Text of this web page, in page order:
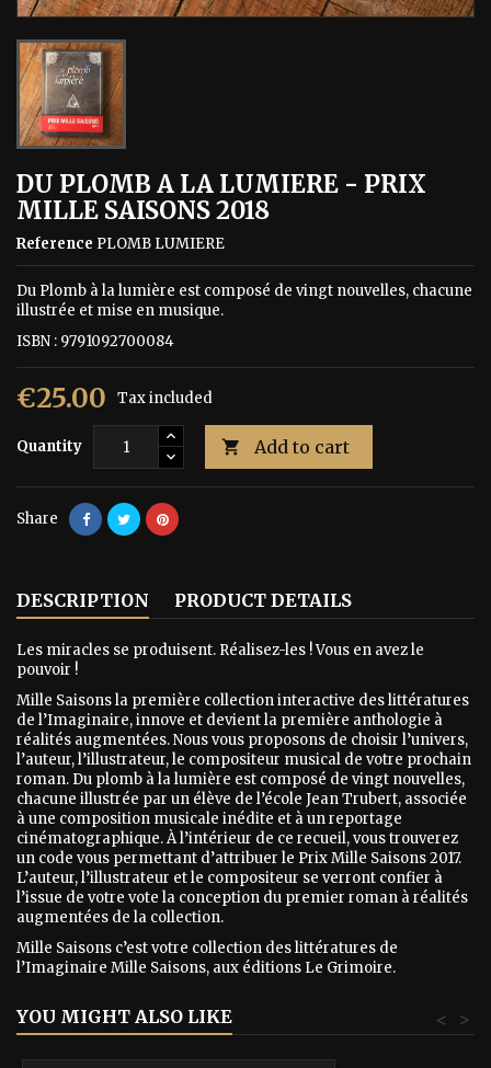
DU PLOMB A LA LUMIERE - PRIX
MILLE SAISONS 2018
Reference PLOMB LUMIERE
Du Plomb à la lumière est composé de vingt nouvelles, chacune
illustrée et mise en musique.
ISBN : 9791092700084
€25.00 Tax included
Quantity  Add to cart
Share
DESCRIPTION PRODUCT DETAILS
Les miracles se produisent. Réalisez-les ! Vous en avez le
pouvoir !
Mille Saisons la première collection interactive des littératures
de l’Imaginaire, innove et devient la première anthologie à
réalités augmentées. Nous vous proposons de choisir l’univers,
l’auteur, l’illustrateur, le compositeur musical de votre prochain
roman. Du plomb à la lumière est composé de vingt nouvelles,
chacune illustrée par un élève de l’école Jean Trubert, associée
à une composition musicale inédite et à un reportage
cinématographique. À l’intérieur de ce recueil, vous trouverez
un code vous permettant d’attribuer le Prix Mille Saisons 2017.
L’auteur, l’illustrateur et le compositeur se verront confier à
l’issue de votre vote la conception du premier roman à réalités
augmentées de la collection.
Mille Saisons c’est votre collection des littératures de
l’Imaginaire Mille Saisons, aux éditions Le Grimoire.
YOU MIGHT ALSO LIKE >
<